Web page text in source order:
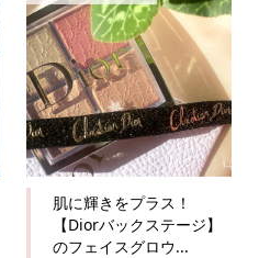
肌に輝きをプラス！
【Diorバックステージ】
のフェイスグロウ...